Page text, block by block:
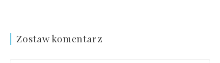
Zostaw komentarz